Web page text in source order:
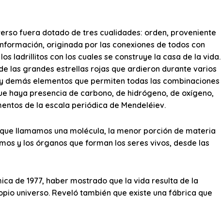
fuera dotado de tres cualidades: orden, proveniente
originada por las conexiones de todos con
ladrillitos con los cuales se construye la casa de la vida.
las grandes estrellas rojas que ardieron durante varios
demás elementos que permiten todas las combinaciones
haya presencia de carbono, de hidrógeno, de oxígeno,
de la escala periódica de Mendeléiev.
llamamos una molécula, la menor porción de materia
y los órganos que forman los seres vivos, desde las
de 1977, haber mostrado que la vida resulta de la
universo. Reveló también que existe una fábrica que